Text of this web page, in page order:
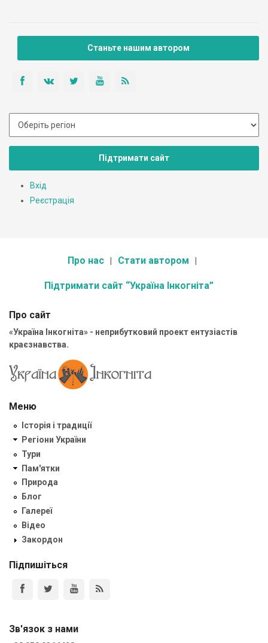
Станьте нашим автором
Підтримати сайт
Вхід
Реєстрація
Про нас Стати автором
Підтримати сайт “Україна Інкогніта”
Про сайт
«Україна Інкогніта» - неприбутковий проект ентузіастів
краєзнавства.
Меню
Історія і традиції
Регіони України
Тури
Пам'ятки
Природа
Блог
Галереї
Відео
Закордон
Підпишіться
Зв'язок з нами